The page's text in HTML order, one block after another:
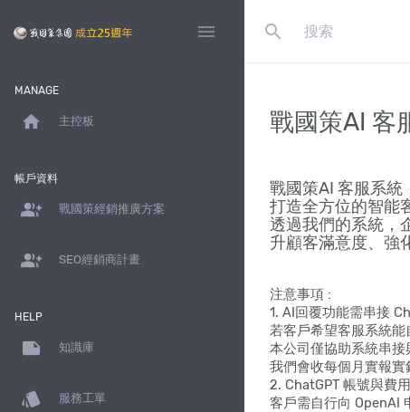
menu search
MANAGE
home 主控板
帳戶資料
group_add 戰國策經銷推廣方案
group_add SEO經銷商計畫
HELP
note 知識庫
style 服務工單
戰國策AI 客
戰國策AI 客服系統
打造全方位的智能
透過我們的系統，
升顧客滿意度、強
注意事項 :
1. AI回覆功能需串接
若客戶希望客服系統能
本公司僅協助系統串
我們會收每個月實報
2. ChatGPT 帳號與費
客戶需自行向 OpenAI